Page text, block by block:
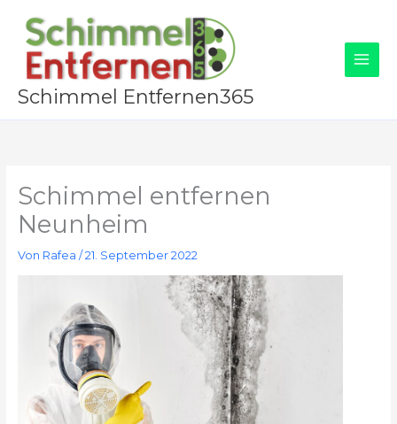
Inhalt
springen
Schimmel Entfernen365
Schimmel entfernen
Neunheim
Von Rafea /21. September 2022